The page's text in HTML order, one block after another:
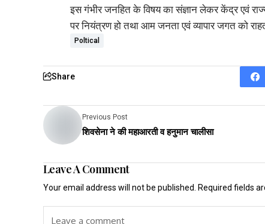
इस गंभीर जनहित के विषय का संज्ञान लेकर केंद्र एवं
पर नियंत्रण हो तथा आम जनता एवं व्यापार जगत को
Poltical
Share
Previous Post
शिवसेना ने की महाआरती व हनुमान चालीसा
Leave A Comment
Your email address will not be published. Required fields